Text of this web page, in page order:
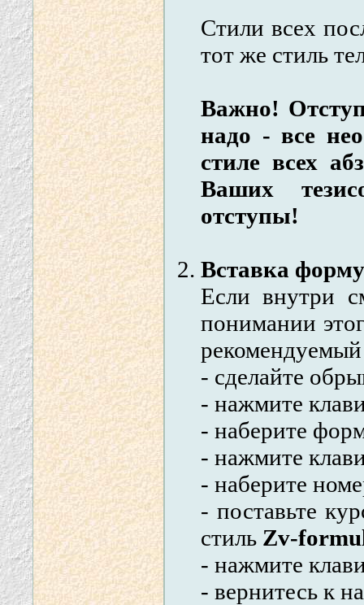
Стили всех
тот же стиль
Важно!
надо - все
стиле всех
Ваших
отступы!
Вставка
Если внутри
понимании
- сделайте
- нажмите
- наберите
- нажмите
- наберите
- поставьте
стиль Zv-
- нажмите
- вернитесь к